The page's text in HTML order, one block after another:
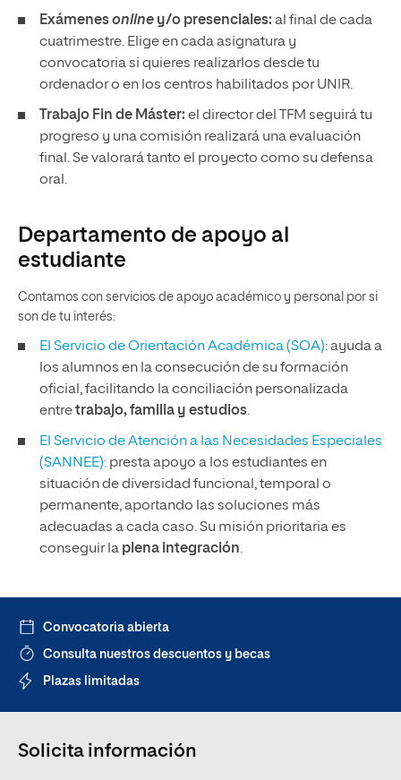
Exámenesonline y/o presenciales: al final de cada
cuatrimestre. Elige en cada asignatura y
convocatoria si quieres realizarlos desde tu
ordenador o en los centros habilitados por UNIR.
Trabajo Fin de Máster: el director del TFM seguirá tu
progreso y una comisión realizará una evaluación
final. Se valorará tanto el proyecto como su defensa
oral.
Departamento de apoyo al
estudiante
Contamos con servicios de apoyo académico y personal por si
son de tu interés:
El Servicio de Orientación Académica (SOA): ayuda a
los alumnos en la consecución de su formación
oficial, facilitando la conciliación personalizada
entretrabajo, familia y estudios.
El Servicio de Atención a las Necesidades Especiales
(SANNEE): presta apoyo a los estudiantes en
situación de diversidad funcional, temporal o
permanente, aportando las soluciones más
adecuadas a cada caso. Su misión prioritaria es
conseguir la plena integración.
Convocatoria abierta
Consulta nuestros descuentos y becas
Plazas limitadas
Solicita información